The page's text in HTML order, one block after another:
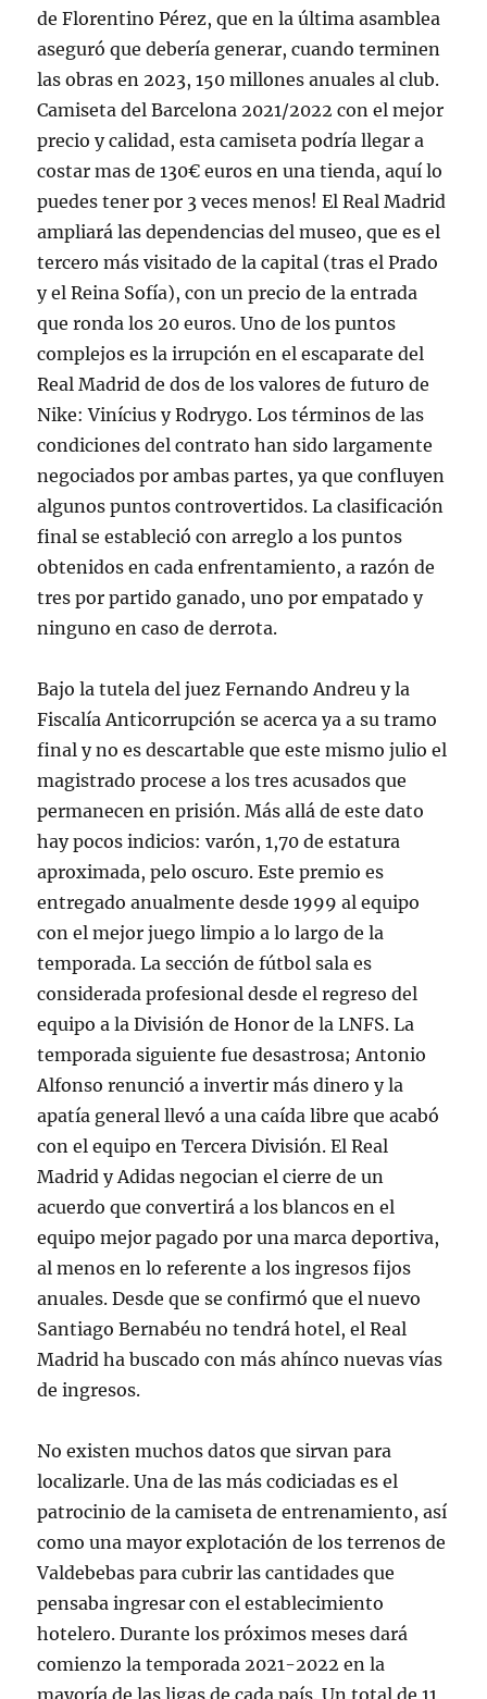
de Florentino Pérez, que en la última asamblea
aseguró que debería generar, cuando terminen
las obras en 2023, 150 millones anuales al club.
Camiseta del Barcelona 2021/2022 con el mejor
precio y calidad, esta camiseta podría llegar a
costar mas de 130€ euros en una tienda, aquí lo
puedes tener por 3 veces menos! El Real Madrid
ampliará las dependencias del museo, que es el
tercero más visitado de la capital (tras el Prado
y el Reina Sofía), con un precio de la entrada
que ronda los 20 euros. Uno de los puntos
complejos es la irrupción en el escaparate del
Real Madrid de dos de los valores de futuro de
Nike: Vinícius y Rodrygo. Los términos de las
condiciones del contrato han sido largamente
negociados por ambas partes, ya que confluyen
algunos puntos controvertidos. La clasificación
final se estableció con arreglo a los puntos
obtenidos en cada enfrentamiento, a razón de
tres por partido ganado, uno por empatado y
ninguno en caso de derrota.
Bajo la tutela del juez Fernando Andreu y la
Fiscalía Anticorrupción se acerca ya a su tramo
final y no es descartable que este mismo julio el
magistrado procese a los tres acusados que
permanecen en prisión. Más allá de este dato
hay pocos indicios: varón, 1,70 de estatura
aproximada, pelo oscuro. Este premio es
entregado anualmente desde 1999 al equipo
con el mejor juego limpio a lo largo de la
temporada. La sección de fútbol sala es
considerada profesional desde el regreso del
equipo a la División de Honor de la LNFS. La
temporada siguiente fue desastrosa; Antonio
Alfonso renunció a invertir más dinero y la
apatía general llevó a una caída libre que acabó
con el equipo en Tercera División. El Real
Madrid y Adidas negocian el cierre de un
acuerdo que convertirá a los blancos en el
equipo mejor pagado por una marca deportiva,
al menos en lo referente a los ingresos fijos
anuales. Desde que se confirmó que el nuevo
Santiago Bernabéu no tendrá hotel, el Real
Madrid ha buscado con más ahínco nuevas vías
de ingresos.
No existen muchos datos que sirvan para
localizarle. Una de las más codiciadas es el
patrocinio de la camiseta de entrenamiento, así
como una mayor explotación de los terrenos de
Valdebebas para cubrir las cantidades que
pensaba ingresar con el establecimiento
hotelero. Durante los próximos meses dará
comienzo la temporada 2021-2022 en la
mayoría de las ligas de cada país. Un total de 11